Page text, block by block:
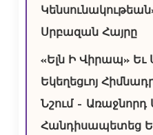
Սրբազան Հայրը
«Ելն Ի Վիրապ» Եւ
Եկեղեցւոյ
Նշում –
Հանդիսապետեց